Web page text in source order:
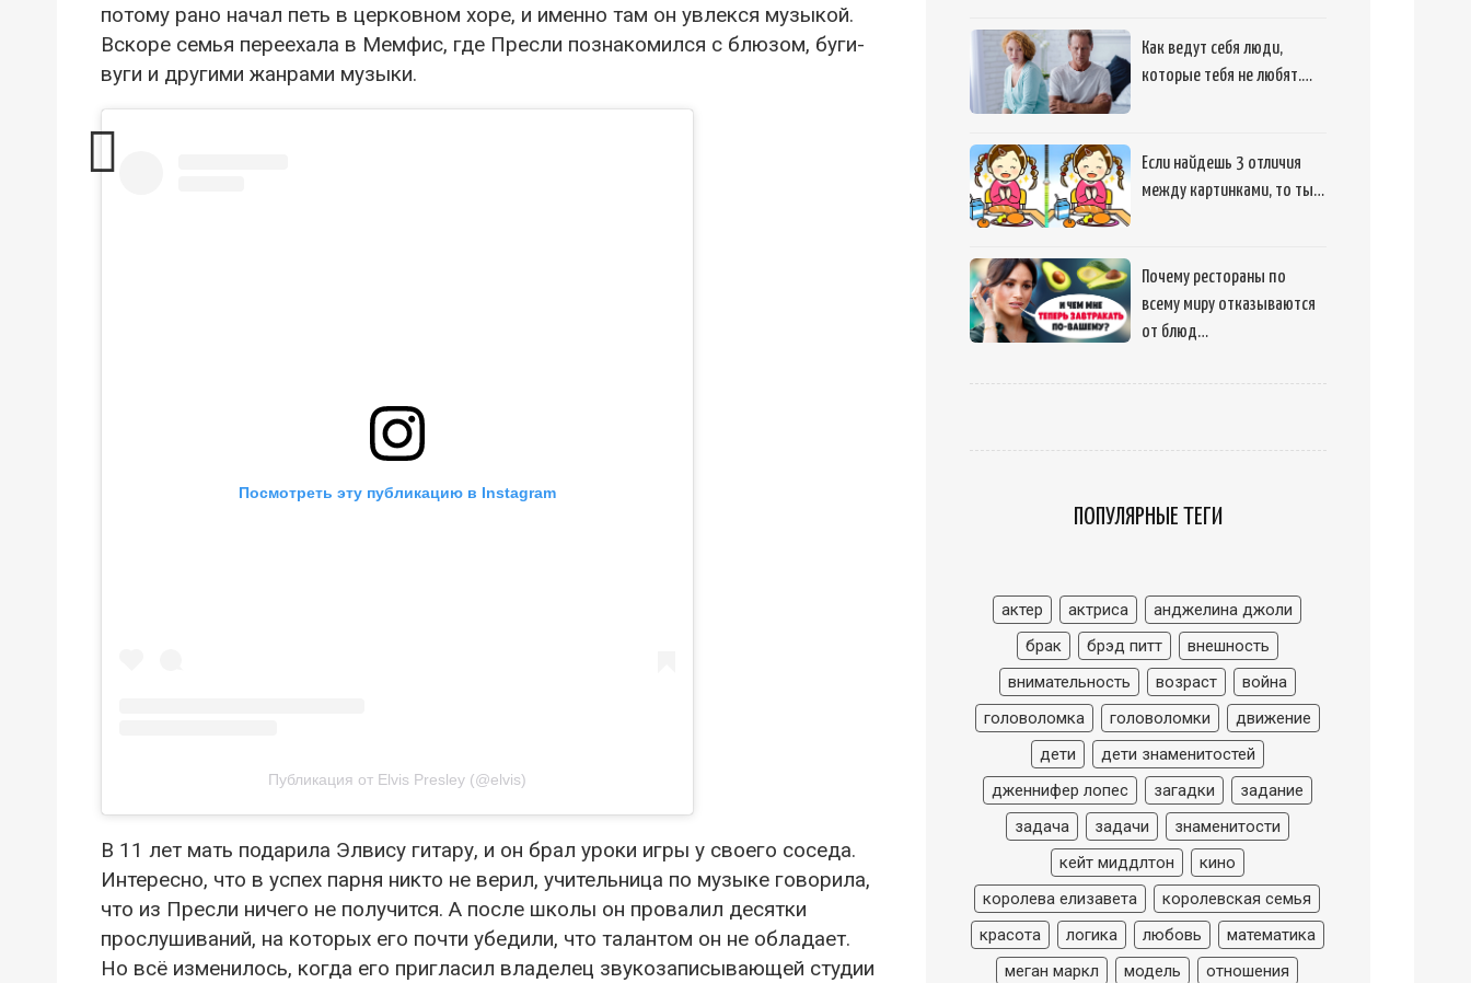
потому рано начал петь в церковном хоре, и именно там он увлекся музыкой.
Вскоре семья переехала в Мемфис, где Пресли познакомился с блюзом, буги-
вуги и другими жанрами музыки.
Посмотреть эту публикацию в Instagram
Публикация от Elvis Presley (@elvis)
В 11 лет мать подарила Элвису гитару, и он брал уроки игры у своего соседа.
Интересно, что в успех парня никто не верил, учительница по музыке говорила,
что из Пресли ничего не получится. А после школы он провалил десятки
прослушиваний, на которых его почти убедили, что талантом он не обладает.
Но всё изменилось, когда его пригласил владелец звукозаписывающей студии
Как ведут себя люди,
которые тебя не любят.…
Если найдешь 3 отличия
между картинками, то ты…
Почему рестораны по
всему миру отказываются
от блюд…
ПОПУЛЯРНЫЕ ТЕГИ
актер актриса
анджелина джоли
брак
брэд питт
внешность
внимательность
возраст
война
головоломка
головоломки
движение
дети
дети знаменитостей
дженнифер лопес
загадки
задание
задача
задачи
знаменитости
кейт миддлтон
кино
королева елизавета
королевская семья
красота
логика любовь
математика
меган маркл
модель
отношения